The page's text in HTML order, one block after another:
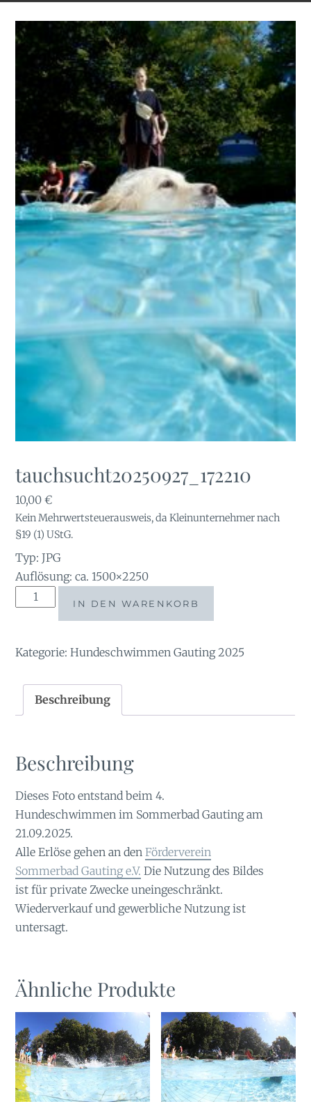
tauchsucht20250927_172210
10,00€
Kein Mehrwertsteuerausweis, da Kleinunternehmer nach
§19 (1) UStG.
Typ: JPG
Auflösung: ca. 1500×2250
tauchsucht20250927_172210
IN DEN WARENKORB
Kategorie:Hundeschwimmen Gauting 2025
Beschreibung
Beschreibung
Dieses Foto entstand beim 4.
Hundeschwimmen im Sommerbad Gauting am
21.09.2025.
Alle Erlöse gehen an denFörderverein
Sommerbad Gauting e.V. Die Nutzung des Bildes
ist für private Zwecke uneingeschränkt.
Wiederverkauf und gewerbliche Nutzung ist
untersagt.
Ähnliche Produkte